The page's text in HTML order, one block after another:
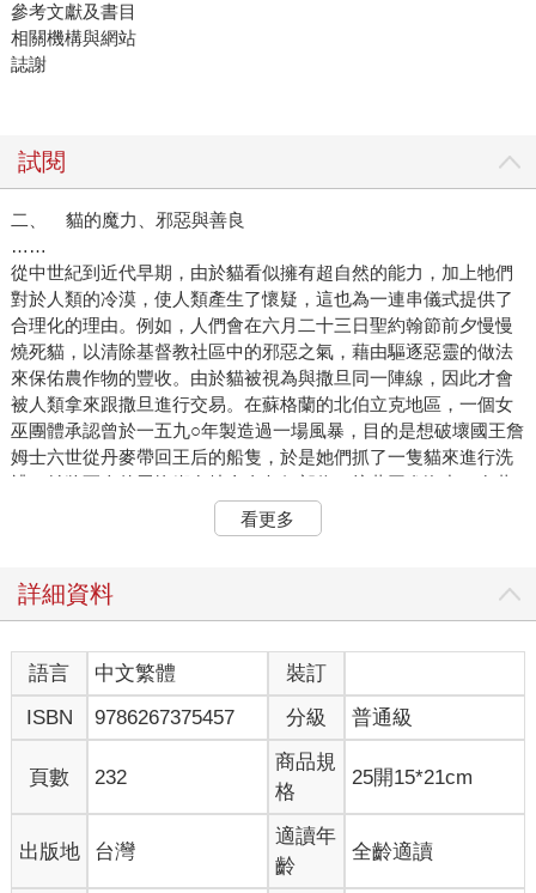
參考文獻及書目
相關機構與網站
誌謝
試閱
二、 貓的魔力、邪惡與善良
……
從中世紀到近代早期，由於貓看似擁有超自然的能力，加上牠們
對於人類的冷漠，使人類產生了懷疑，這也為一連串儀式提供了
合理化的理由。例如，人們會在六月二十三日聖約翰節前夕慢慢
燒死貓，以清除基督教社區中的邪惡之氣，藉由驅逐惡靈的做法
來保佑農作物的豐收。由於貓被視為與撒旦同一陣線，因此才會
被人類拿來跟撒旦進行交易。在蘇格蘭的北伯立克地區，一個女
巫團體承認曾於一五九○年製造過一場風暴，目的是想破壞國王詹
姆士六世從丹麥帶回王后的船隻，於是她們抓了一隻貓來進行洗
禮，並將死人的屍塊綁在牠全身各個部位，接著丟進海中。在蘇
格蘭駭人聽聞的泰海姆（Taigheirm）儀式中，想獲得預測能力的
人會慢慢將貓燒死，以此作為獻給邪惡力量的祭品，如果施行儀
會以黑貓的樣貌出現並實現他的願望。直到十九世紀，未受過教
1855）中女主角的驚恐經歷一樣。女主角回到父親居住的鄉村教
區後，有位老農婦向她抱怨有個名為貝蒂．巴恩斯（Betty
Barnes）的人為了施法讓丈夫不再憤怒，竟然偷走她的貓並活活
將牠燒死，因為貝蒂認為貓的痛苦哀號可以迫使暗黑力量實現她
的願望。諷刺的是，這位農婦並不懷疑施法的成效，如果受害的
不是她的貓，她也不會因為這種殘忍行為而感到難過。
或許貓本身就是惡魔。在愛爾蘭西部的康尼馬拉有個漁夫總是滿
載而歸，但在他到魚市場販售漁獲之前，每晚都會有隻大黑貓跑
來吃掉他最高級的魚。一天晚上，大黑貓來的時候剛好漁夫的妻
看更多
詳細資料
語言 中文繁體
裝訂
ISBN
9786267375457 分級 普通級
頁數 232
商品規
格
25開15*21cm
出版地 台灣
適讀年
齡
全齡適讀